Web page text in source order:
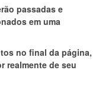
passadas e
em uma
no final da página,
realmente de seu